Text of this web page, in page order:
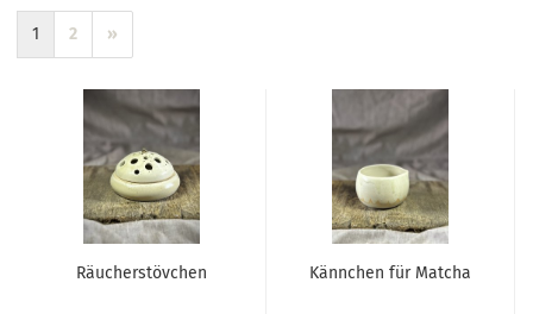
1 2 »
Räucherstövchen Kännchen für Matcha